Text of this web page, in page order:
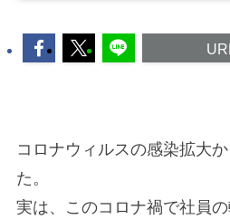
コロナウィルスの感染拡大
た。
実は、このコロナ禍で社員